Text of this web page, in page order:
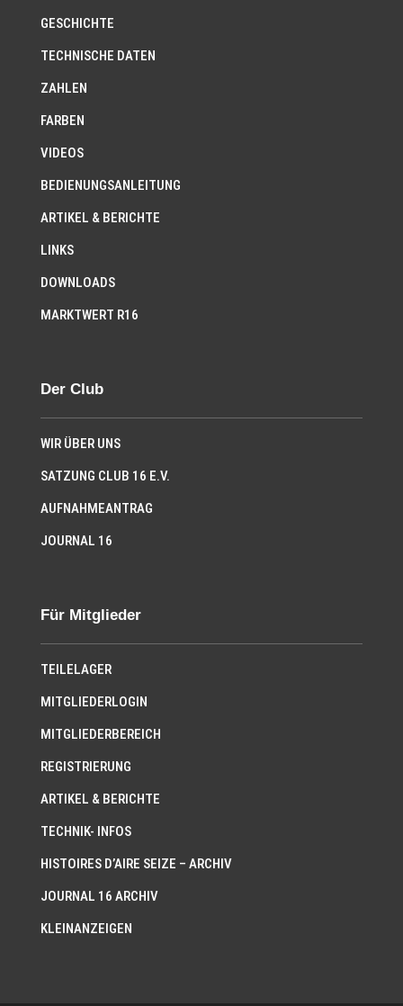
GESCHICHTE
TECHNISCHE DATEN
ZAHLEN
FARBEN
VIDEOS
BEDIENUNGSANLEITUNG
ARTIKEL & BERICHTE
LINKS
DOWNLOADS
MARKTWERT R16
Der Club
WIR ÜBER UNS
SATZUNG CLUB 16 E.V.
AUFNAHMEANTRAG
JOURNAL 16
Für Mitglieder
TEILELAGER
MITGLIEDERLOGIN
MITGLIEDERBEREICH
REGISTRIERUNG
ARTIKEL & BERICHTE
TECHNIK- INFOS
HISTOIRES D’AIRE SEIZE – ARCHIV
JOURNAL 16 ARCHIV
KLEINANZEIGEN